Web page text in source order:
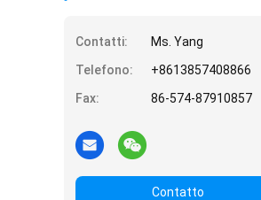
Contatti:
Ms. Yang
Telefono:
+8613857408866
Fax:
86-574-87910857
Contatto